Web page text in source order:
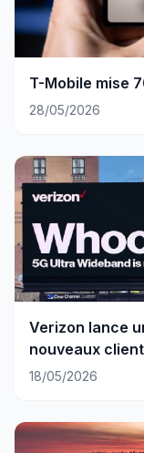
T-Mobile mise
28/05/2026
Verizon lance
nouveaux
18/05/2026